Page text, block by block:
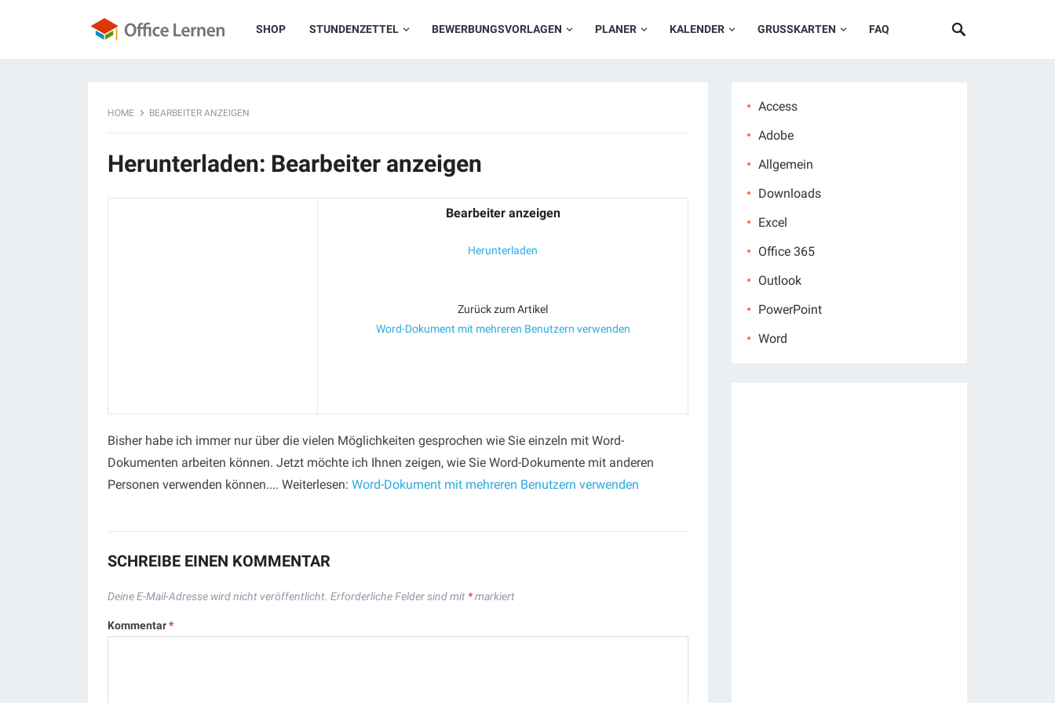
SHOP STUNDENZETTEL BEWERBUNGSVORLAGEN PLANER KALENDER GRUSSKARTEN FAQ
HOME BEARBEITER ANZEIGEN
Herunterladen: Bearbeiter anzeigen
Bearbeiter anzeigen
Herunterladen
Zurück zum Artikel
Word-Dokument mit mehreren Benutzern verwenden
Bisher habe ich immer nur über die vielen Möglichkeiten gesprochen wie Sie einzeln mit Word-
Dokumenten arbeiten können. Jetzt möchte ich Ihnen zeigen, wie Sie Word-Dokumente mit anderen
Personen verwenden können.... Weiterlesen: Word-Dokument mit mehreren Benutzern verwenden
SCHREIBE EINEN KOMMENTAR
Deine E-Mail-Adresse wird nicht veröffentlicht. Erforderliche Felder sind mit *markiert
Kommentar*
Access
Adobe
Allgemein
Downloads
Excel
Office 365
Outlook
PowerPoint
Word